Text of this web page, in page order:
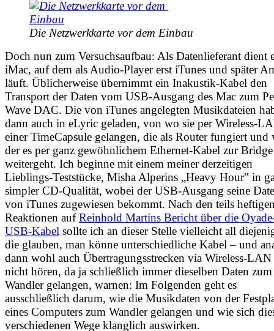
Die Netzwerkkarte vor dem Einbau
Doch nun zum Versuchsaufbau: Als Datenlieferant dient
iMac, auf dem als Audio-Player erst iTunes und später
läuft. Üblicherweise übernimmt ein Inakustik-Kabel den
Transport der Daten vom USB-Ausgang des Mac zum
Wave DAC. Die von iTunes angelegten Musikdateien
dann auch in eLyric geladen, von wo sie per Wireless-
einer TimeCapsule gelangen, die als Router fungiert und
der es per ganz gewöhnlichem Ethernet-Kabel zur Bridge
weitergeht. Ich beginne mit einem meiner derzeitigen
Lieblings-Teststücke, Misha Alperins „Heavy Hour‟ in
simpler CD-Qualität, wobei der USB-Ausgang seine
von iTunes zugewiesen bekommt. Nach den teils
Reaktionen aufReinhold Martins Bericht über die
USB-Kabel sollte ich an dieser Stelle vielleicht all
die glauben, man könne unterschiedliche Kabel – und
dann wohl auch Übertragungsstrecken via Wireless-
nicht hören, da ja schließlich immer dieselben Daten zum
Wandler gelangen, warnen: Im Folgenden geht es
ausschließlich darum, wie die Musikdaten von der
eines Computers zum Wandler gelangen und wie sich
verschiedenen Wege klanglich auswirken.